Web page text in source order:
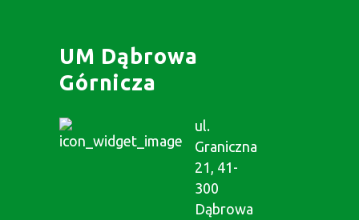
UM Dąbrowa
Górnicza
ul.
Graniczna
21, 41-
300
Dąbrowa